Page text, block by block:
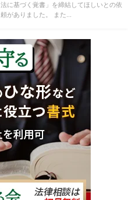
法に基づく覚書」を締結してほしいとの依
頼がありました。 また...